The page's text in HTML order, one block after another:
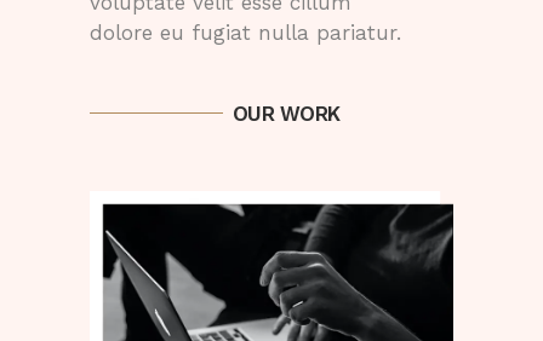
dolore eu fugiat nulla pariatur.
OUR WORK